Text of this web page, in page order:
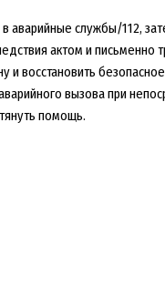
в аварийные службы/112,
актом и письменно
и восстановить
вызова при
помощь.